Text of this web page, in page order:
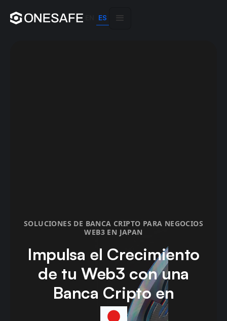
ES
SOLUCIONES DE BANCA CRIPTO PARA NEGOCIOS
WEB3 EN JAPAN
Impulsa el Crecimiento
de tu Web3 con una
Banca Cripto en